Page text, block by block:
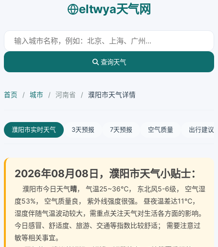
eltwya天气网
查询天气
首页 / 城市 / 河南省 / 濮阳市天气详情
濮阳市实时天气 3天预报 7天预报 空气质量 出行建议
2026年08月08日，濮阳市天气小贴士：
濮阳市今日天气晴， 气温25~36℃， 东北风5-6级， 空气湿
度53%， 空气质量良， 紫外线强度很强。 昼夜温差达11℃，
湿度伴随气温波动较大，需重点关注天气对生活各方面的影响。
今日感冒、舒适度、旅游、交通等指数比较舒适； 需要注意过
敏等相关事宜。